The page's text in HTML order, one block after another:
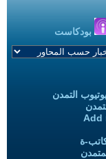
بودكاست
التمدن
Add
ة